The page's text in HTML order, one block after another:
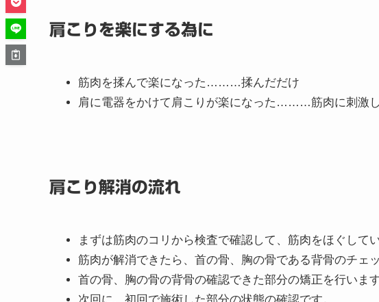
そんな方にこそ受けていただきたい整体です。
肩こりを楽にする為に
筋肉を揉んで楽になった………揉んだだけ
肩に電器をかけて肩こりが楽になった………筋肉に刺激し